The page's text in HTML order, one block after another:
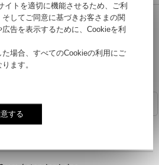
入れる / Add to Cart
お問い合わせ
イトを適切に機能させるため、ご利
してご同意に基づきお客さまの関
告を表示するために、Cookieを利
た場合、すべてのCookieの利用にご
ます。